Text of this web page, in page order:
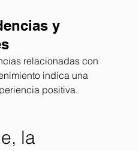
y
relacionadas con
indica una
positiva.
la